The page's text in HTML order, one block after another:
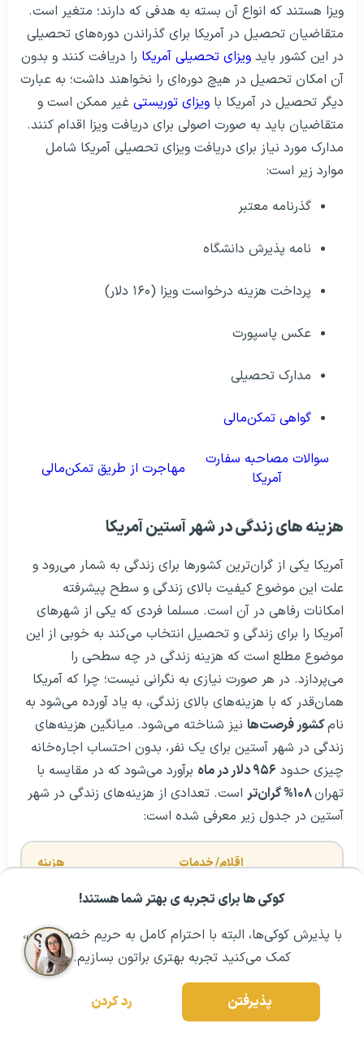
کوکی ها برای تجربه ی بهتر شما هستند!
با پذیرش کوکی‌ها، البته با احترام کامل به حریم خصوصیتون،
کمک می‌کنید تجربه بهتری براتون بسازیم.
پذیرفتن رد کردن
مشــاوره اولیه رایگان: ۰۲۱ ۴۳۰۰۰ ۰۲۱ رزرو مشاوره تخصصی
ویزا هستند که انواع آن‌ بسته به هدفی که دارند؛ متغیر است.
متقاضیان تحصیل در آمریکا برای گذراندن دوره‌های تحصیلی
در این کشور باید ویزای تحصیلی آمریکا را دریافت کنند و بدون
آن امکان تحصیل در هیچ دوره‌ای را نخواهند داشت؛ به عبارت
دیگر تحصیل در آمریکا با ویزای توریستی غیر ممکن است و
متقاضیان باید به صورت اصولی برای دریافت ویزا اقدام کنند.
مدارک مورد نیاز برای دریافت ویزای تحصیلی آمریکا شامل
موارد زیر است:
گذرنامه معتبر
نامه پذیرش دانشگاه
پرداخت هزینه درخواست ویزا (۱۶۰ دلار)
عکس پاسپورت
مدارک تحصیلی
گواهی تمکن‌مالی
سوالات مصاحبه سفارت
آمریکا
مهاجرت از طریق تمکن‌مالی
هزینه های زندگی در شهر آستین آمریکا
آمریکا یکی از گران‌ترین کشورها برای زندگی به شمار می‌رود و
علت این موضوع کیفیت بالای زندگی و سطح پیشرفته
امکانات رفاهی در آن است. مسلما فردی که یکی از شهرهای
آمریکا را برای زندگی و تحصیل انتخاب می‌کند به خوبی از این
موضوع مطلع است که هزینه زندگی در چه سطحی را
می‌پردازد. در هر صورت نیازی به نگرانی نیست؛ چرا که آمریکا
همان‌قدر که با هزینه‌های بالای زندگی، به یاد آورده می‌شود به
نامکشور فرصت‌ها نیز شناخته می‌شود. میانگین هزینه‌های
زندگی در شهر آستین برای یک نفر، بدون احتساب اجاره‌خانه
چیزی حدود ۹۵۶ دلار در ماه
برآورد می‌شود که در مقایسه با
تهران
است. تعدادی از هزینه‌های زندگی در شهر
آستین در جدول زیر معرفی شده است:
اقلام/ خدمات هزینه
۱ وعده غذا در رستوران معمولی ۱۶ دلار
۱ قرص نان